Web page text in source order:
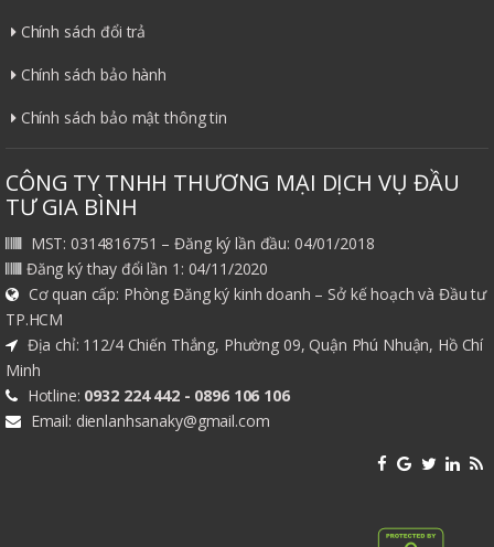
Chính sách đổi trả
Chính sách bảo hành
Chính sách bảo mật thông tin
CÔNG TY TNHH THƯƠNG MẠI DỊCH VỤ ĐẦU
TƯ GIA BÌNH
MST: 0314816751 – Đăng ký lần đầu: 04/01/2018
Đăng ký thay đổi lần 1: 04/11/2020
Cơ quan cấp: Phòng Đăng ký kinh doanh – Sở kế hoạch và Đầu tư
TP.HCM
Địa chỉ: 112/4 Chiến Thắng, Phường 09, Quận Phú Nhuận, Hồ Chí
Minh
Hotline: 0932 224 442 - 0896 106 106
Email: dienlanhsanaky@gmail.com